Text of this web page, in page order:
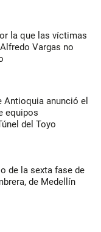
la que las víctimas
Vargas no
Antioquia anunció el
equipos
del Toyo
de la sexta fase de
de Medellín